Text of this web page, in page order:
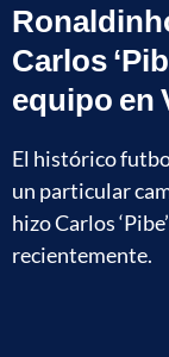
Carlos
equipo en
El histórico
un particular
hizo Carlos
recientemente.